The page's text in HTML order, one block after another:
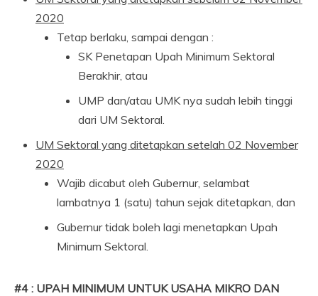
2020
Tetap berlaku, sampai dengan :
SK Penetapan Upah Minimum Sektoral
Berakhir, atau
UMP dan/atau UMK nya sudah lebih tinggi
dari UM Sektoral.
UM Sektoral yang ditetapkan setelah 02 November
2020
Wajib dicabut oleh Gubernur, selambat
lambatnya 1 (satu) tahun sejak ditetapkan, dan
Gubernur tidak boleh lagi menetapkan Upah
Minimum Sektoral.
#4 : UPAH MINIMUM UNTUK USAHA MIKRO DAN